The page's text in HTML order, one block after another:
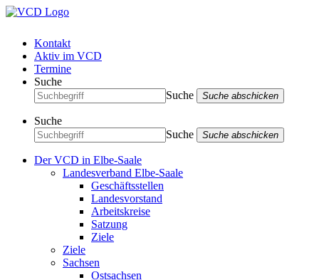
Kontakt
Aktiv im VCD
Termine
Suche
Suche
Suche abschicken
Suche
Suche
Suche abschicken
Der VCD in Elbe-Saale
Landesverband Elbe-Saale
Geschäftsstellen
Landesvorstand
Arbeitskreise
Satzung
Ziele
Ziele
Sachsen
Ostsachsen